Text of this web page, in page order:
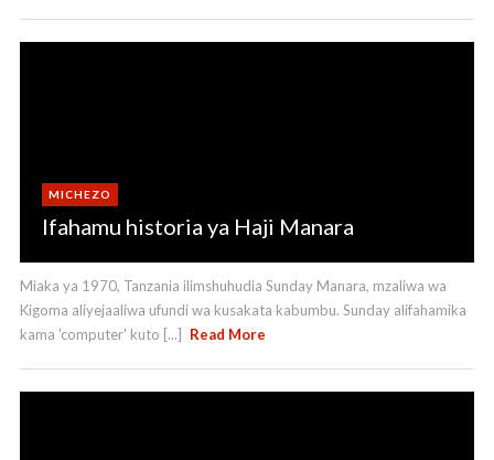
MICHEZO
Ifahamu historia ya Haji Manara
Miaka ya 1970, Tanzania ilimshuhudia Sunday Manara, mzaliwa wa
Kigoma aliyejaaliwa ufundi wa kusakata kabumbu. Sunday alifahamika
kama 'computer' kuto [...]
Read More